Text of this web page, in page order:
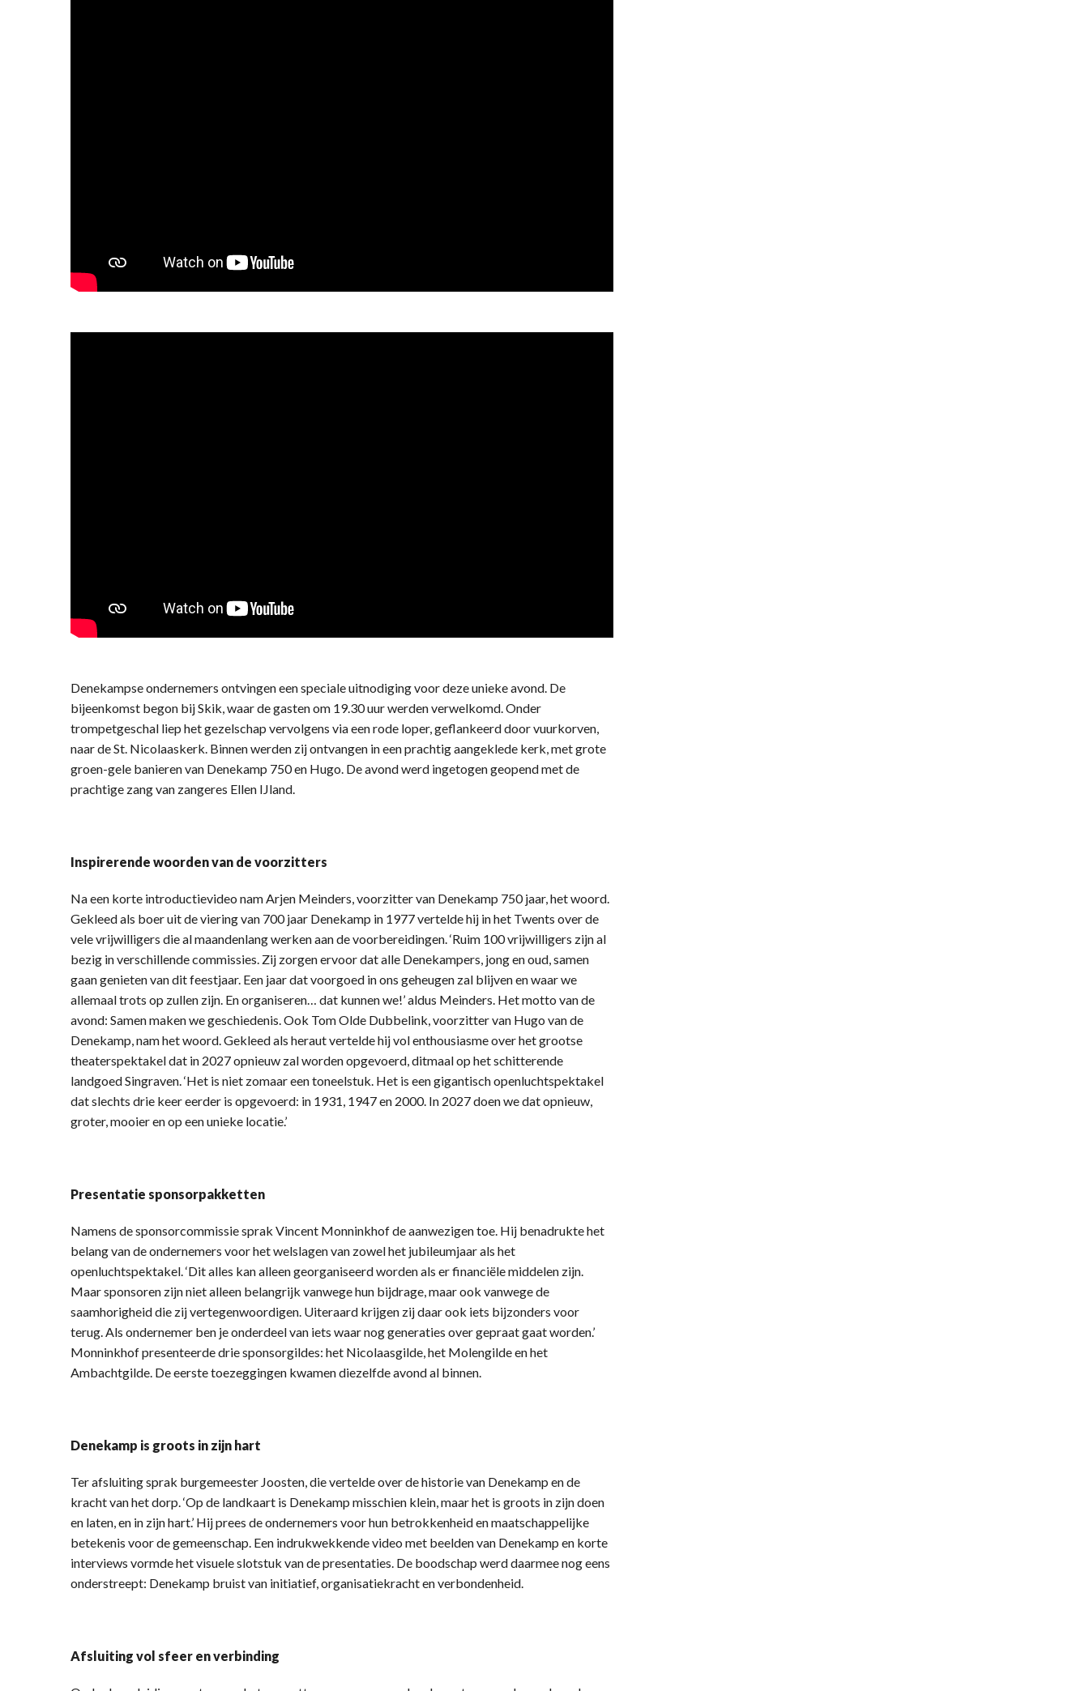
Denekampse ondernemers ontvingen een speciale uitnodiging voor deze unieke avond. De
bijeenkomst begon bij Skik, waar de gasten om 19.30 uur werden verwelkomd. Onder
trompetgeschal liep het gezelschap vervolgens via een rode loper, geflankeerd door vuurkorven,
naar de St. Nicolaaskerk. Binnen werden zij ontvangen in een prachtig aangeklede kerk, met grote
groen-gele banieren van Denekamp 750 en Hugo. De avond werd ingetogen geopend met de
prachtige zang van zangeres Ellen IJland.
Inspirerende woorden van de voorzitters
Na een korte introductievideo nam Arjen Meinders, voorzitter van Denekamp 750 jaar, het woord.
Gekleed als boer uit de viering van 700 jaar Denekamp in 1977 vertelde hij in het Twents over de
vele vrijwilligers die al maandenlang werken aan de voorbereidingen. ‘Ruim 100 vrijwilligers zijn al
bezig in verschillende commissies. Zij zorgen ervoor dat alle Denekampers, jong en oud, samen
gaan genieten van dit feestjaar. Een jaar dat voorgoed in ons geheugen zal blijven en waar we
allemaal trots op zullen zijn. En organiseren… dat kunnen we!’ aldus Meinders. Het motto van de
avond: Samen maken we geschiedenis. Ook Tom Olde Dubbelink, voorzitter van Hugo van de
Denekamp, nam het woord. Gekleed als heraut vertelde hij vol enthousiasme over het grootse
theaterspektakel dat in 2027 opnieuw zal worden opgevoerd, ditmaal op het schitterende
landgoed Singraven. ‘Het is niet zomaar een toneelstuk. Het is een gigantisch openluchtspektakel
dat slechts drie keer eerder is opgevoerd: in 1931, 1947 en 2000. In 2027 doen we dat opnieuw,
groter, mooier en op een unieke locatie.’
Presentatie sponsorpakketten
Namens de sponsorcommissie sprak Vincent Monninkhof de aanwezigen toe. Hij benadrukte het
belang van de ondernemers voor het welslagen van zowel het jubileumjaar als het
openluchtspektakel. ‘Dit alles kan alleen georganiseerd worden als er financiële middelen zijn.
Maar sponsoren zijn niet alleen belangrijk vanwege hun bijdrage, maar ook vanwege de
saamhorigheid die zij vertegenwoordigen. Uiteraard krijgen zij daar ook iets bijzonders voor
terug. Als ondernemer ben je onderdeel van iets waar nog generaties over gepraat gaat worden.’
Monninkhof presenteerde drie sponsorgildes: het Nicolaasgilde, het Molengilde en het
Ambachtgilde. De eerste toezeggingen kwamen diezelfde avond al binnen.
Denekamp is groots in zijn hart
Ter afsluiting sprak burgemeester Joosten, die vertelde over de historie van Denekamp en de
kracht van het dorp. ‘Op de landkaart is Denekamp misschien klein, maar het is groots in zijn doen
en laten, en in zijn hart.’ Hij prees de ondernemers voor hun betrokkenheid en maatschappelijke
betekenis voor de gemeenschap. Een indrukwekkende video met beelden van Denekamp en korte
interviews vormde het visuele slotstuk van de presentaties. De boodschap werd daarmee nog eens
onderstreept: Denekamp bruist van initiatief, organisatiekracht en verbondenheid.
Afsluiting vol sfeer en verbinding